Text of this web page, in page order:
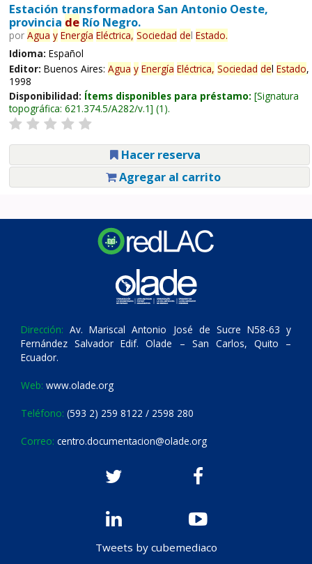
Estación transformadora San Antonio Oeste,
provincia deRío Negro.
por Agua y Energía Eléctrica, Sociedad del Estado.
Idioma: Español
Editor: Buenos Aires: Agua y Energía Eléctrica, Sociedad del Estado,
1998
Disponibilidad: Ítems disponibles para préstamo: Signatura
topográfica: 621.374.5/A282/v.1 (1).
Hacer reserva
Agregar al carrito
Dirección: Av. Mariscal Antonio José de Sucre N58-63 y
Fernández Salvador Edif. Olade – San Carlos, Quito –
Ecuador.
Web: www.olade.org
Teléfono: (593 2) 259 8122 / 2598 280
Correo: centro.documentacion@olade.org
Tweets by cubemediaco